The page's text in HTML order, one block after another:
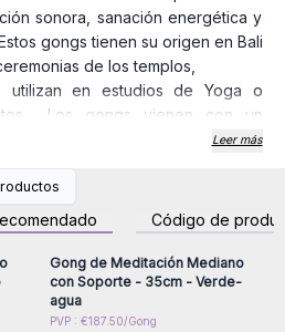
sonora, sanación energética y
gongs tienen su origen en Bali
de los templos,
utilizan en estudios de Yoga o
Los gongs vienen con un
a mano en Bali.
en cuenta que estos productos
ni herramientas. La madera al ser
que se apliquen costos de envío
al por mayor para revender
Leer más
Código de
para obtener precios al
por mayor
Gong de Meditación Mediano
con Soporte - 35cm - Verde-
agua
PVP : €187.50/Gong
Inicie sesión o regístrese